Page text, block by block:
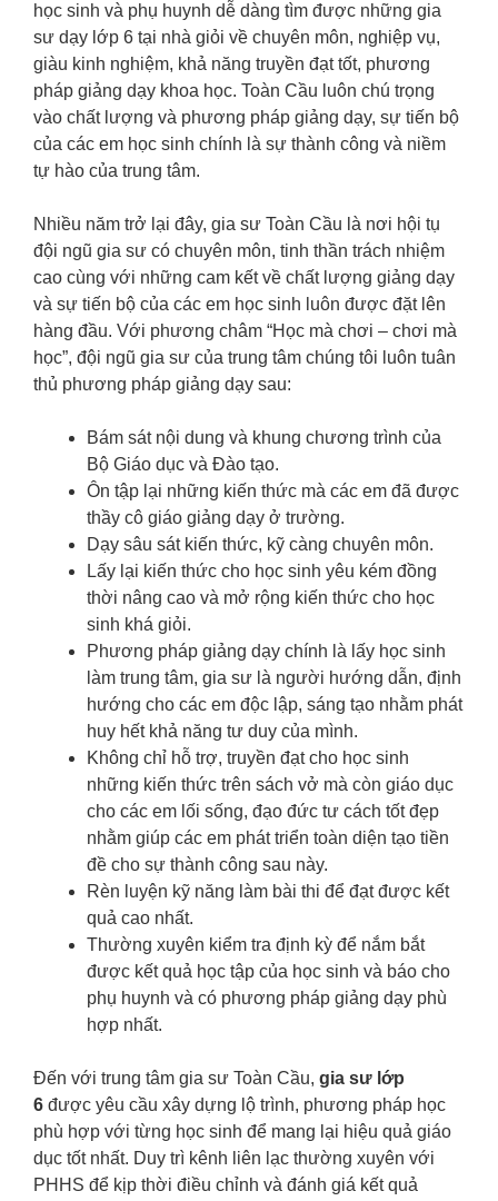
học sinh và phụ huynh dễ dàng tìm được những gia
sư dạy lớp 6 tại nhà giỏi về chuyên môn, nghiệp vụ,
giàu kinh nghiệm, khả năng truyền đạt tốt, phương
pháp giảng dạy khoa học. Toàn Cầu luôn chú trọng
vào chất lượng và phương pháp giảng dạy, sự tiến bộ
của các em học sinh chính là sự thành công và niềm
tự hào của trung tâm.
Nhiều năm trở lại đây, gia sư Toàn Cầu là nơi hội tụ
đội ngũ gia sư có chuyên môn, tinh thần trách nhiệm
cao cùng với những cam kết về chất lượng giảng dạy
và sự tiến bộ của các em học sinh luôn được đặt lên
hàng đầu. Với phương châm “Học mà chơi – chơi mà
học”, đội ngũ gia sư của trung tâm chúng tôi luôn tuân
thủ phương pháp giảng dạy sau:
Bám sát nội dung và khung chương trình của
Bộ Giáo dục và Đào tạo.
Ôn tập lại những kiến thức mà các em đã được
thầy cô giáo giảng dạy ở trường.
Dạy sâu sát kiến thức, kỹ càng chuyên môn.
Lấy lại kiến thức cho học sinh yêu kém đồng
thời nâng cao và mở rộng kiến thức cho học
sinh khá giỏi.
Phương pháp giảng dạy chính là lấy học sinh
làm trung tâm, gia sư là người hướng dẫn, định
hướng cho các em độc lập, sáng tạo nhằm phát
huy hết khả năng tư duy của mình.
Không chỉ hỗ trợ, truyền đạt cho học sinh
những kiến thức trên sách vở mà còn giáo dục
cho các em lối sống, đạo đức tư cách tốt đẹp
nhằm giúp các em phát triển toàn diện tạo tiền
đề cho sự thành công sau này.
Rèn luyện kỹ năng làm bài thi để đạt được kết
quả cao nhất.
Thường xuyên kiểm tra định kỳ để nắm bắt
được kết quả học tập của học sinh và báo cho
phụ huynh và có phương pháp giảng dạy phù
hợp nhất.
Đến với trung tâm gia sư Toàn Cầu, gia sư lớp
6 được yêu cầu xây dựng lộ trình, phương pháp học
phù hợp với từng học sinh để mang lại hiệu quả giáo
dục tốt nhất. Duy trì kênh liên lạc thường xuyên với
PHHS để kịp thời điều chỉnh và đánh giá kết quả